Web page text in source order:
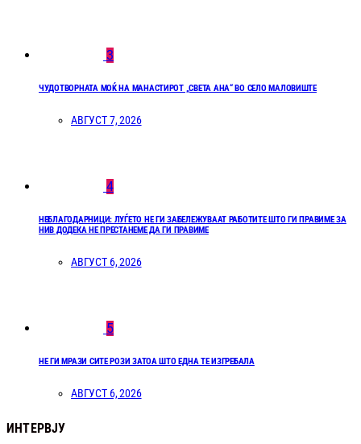
3
ЧУДОТВОРНАТА МОЌ НА МАНАСТИРОТ „СВЕТА АНА“ ВО СЕЛО МАЛОВИШТЕ
АВГУСТ 7, 2026
4
НЕБЛАГОДАРНИЦИ: ЛУЃЕТО НЕ ГИ ЗАБЕЛЕЖУВААТ РАБОТИТЕ ШТО ГИ ПРАВИМЕ ЗА
НИВ ДОДЕКА НЕ ПРЕСТАНЕМЕ ДА ГИ ПРАВИМЕ
АВГУСТ 6, 2026
5
НЕ ГИ МРАЗИ СИТЕ РОЗИ ЗАТОА ШТО ЕДНА ТЕ ИЗГРЕБАЛА
АВГУСТ 6, 2026
ИНТЕРВЈУ